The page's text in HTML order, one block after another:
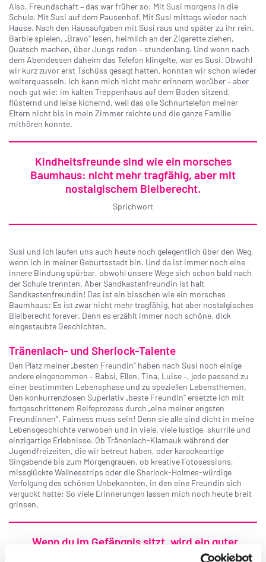
Also, Freundschaft – das war früher so: Mit Susi morgens in die
Schule. Mit Susi auf dem Pausenhof. Mit Susi mittags wieder nach
Hause. Nach den Hausaufgaben mit Susi raus und später zu ihr rein.
Barbie spielen, „Bravo“ lesen, heimlich an der Zigarette ziehen,
Quatsch machen, über Jungs reden – stundenlang. Und wenn nach
dem Abendessen daheim das Telefon klingelte, war es Susi. Obwohl
wir kurz zuvor erst Tschüss gesagt hatten, konnten wir schon wieder
weiterquasseln. Ich kann mich nicht mehr erinnern worüber – aber
noch gut wie: im kalten Treppenhaus auf dem Boden sitzend,
flüsternd und leise kichernd, weil das olle Schnurtelefon meiner
Eltern nicht bis in mein Zimmer reichte und die ganze Familie
mithören konnte.
Kindheitsfreunde sind wie ein morsches
Baumhaus: nicht mehr tragfähig, aber mit
nostalgischem Bleiberecht.
Sprichwort
Susi und ich laufen uns auch heute noch gelegentlich über den Weg,
wenn ich in meiner Geburtsstadt bin. Und da ist immer noch eine
innere Bindung spürbar, obwohl unsere Wege sich schon bald nach
der Schule trennten. Aber Sandkastenfreundin ist halt
Sandkastenfreundin! Das ist ein bisschen wie ein morsches
Baumhaus: Es ist zwar nicht mehr tragfähig, hat aber nostalgisches
Bleiberecht forever. Denn es erzählt immer noch schöne, dick
eingestaubte Geschichten.
Tränenlach- und Sherlock-Talente
Den Platz meiner „besten Freundin“ haben nach Susi noch einige
andere eingenommen – Babsi, Ellen, Tina, Luise –, jede passend zu
einer bestimmten Lebensphase und zu speziellen Lebensthemen.
Den konkurrenzlosen Superlativ „beste Freundin“ ersetzte ich mit
fortgeschrittenem Reifeprozess durch „eine meiner engsten
Freundinnen“. Fairness muss sein! Denn sie alle sind dicht in meine
Lebensgeschichte verwoben und in viele, viele lustige, skurrile und
einzigartige Erlebnisse. Ob Tränenlach-Klamauk während der
Jugendfreizeiten, die wir betreut haben, oder karaokeartige
Singabende bis zum Morgengrauen, ob kreative Fotosessions,
missglückte Wellnesstrips oder die Sherlock-Holmes-würdige
Verfolgung des schönen Unbekannten, in den eine Freundin sich
verguckt hatte: So viele Erinnerungen lassen mich noch heute breit
grinsen.
„Wenn du im Gefängnis sitzt, wird ein guter
Freund versuchen, dich zu befreien. Ein bester